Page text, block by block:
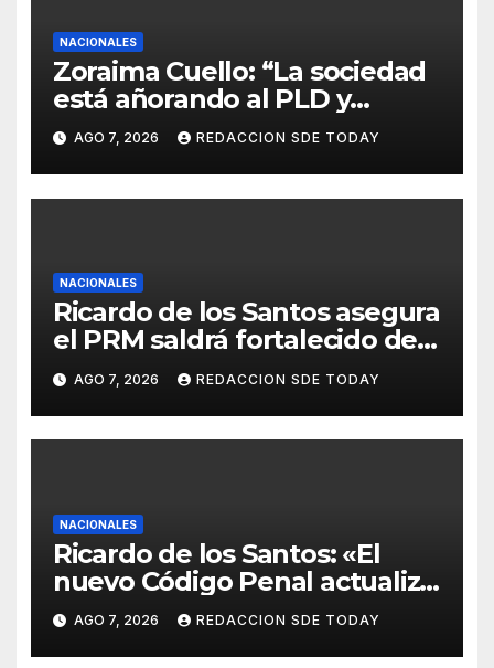
NACIONALES
Zoraima Cuello: “La sociedad
está añorando al PLD y
nuestro deber es comunicar
con la verdad y las
evidencias”
AGO 7, 2026 REDACCION SDE TODAY
NACIONALES
Ricardo de los Santos asegura
el PRM saldrá fortalecido del
proceso interno para escoger
nuevas autoridades
AGO 7, 2026 REDACCION SDE TODAY
NACIONALES
Ricardo de los Santos: «El
nuevo Código Penal actualiza
la legislación y responde a
nuevas realidades delictivas»
AGO 7, 2026 REDACCION SDE TODAY